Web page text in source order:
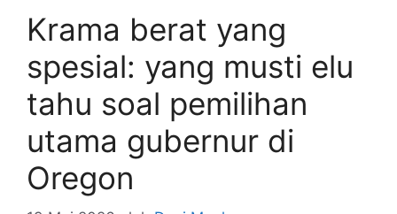
Krama berat yang
spesial: yang musti elu
tahu soal pemilihan
utama gubernur di
Oregon